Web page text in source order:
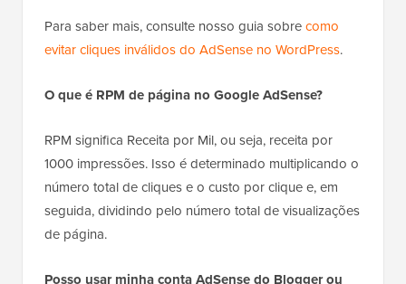
Para saber mais, consulte nosso guia sobrecomo
evitar cliques inválidos do AdSense no WordPress.
O que é RPM de página no Google AdSense?
RPM significa Receita por Mil, ou seja, receita por
1000 impressões. Isso é determinado multiplicando o
número total de cliques e o custo por clique e, em
seguida, dividindo pelo número total de visualizações
de página.
Posso usar minha conta AdSense do Blogger ou